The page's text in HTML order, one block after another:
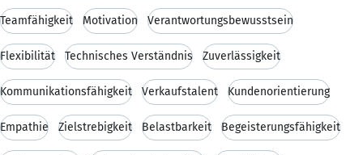
Teamfähigkeit Motivation Verantwortungsbewusstsein
Flexibilität Technisches Verständnis Zuverlässigkeit
Kommunikationsfähigkeit Verkaufstalent Kundenorientierung
Empathie Zielstrebigkeit Belastbarkeit Begeisterungsfähigkeit